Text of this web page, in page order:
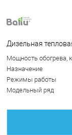
Дизельная
Мощность обогрева,
Назначение
Режимы работы
Модельный ряд